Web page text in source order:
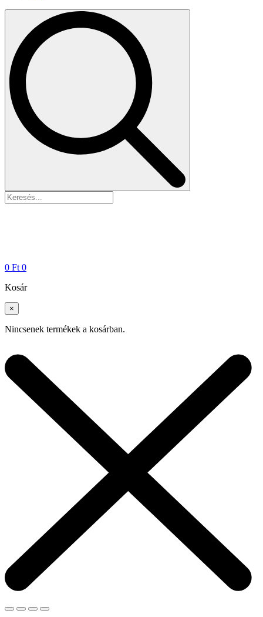
Search
0 Ft 0
Kosár
×
Nincsenek termékek a kosárban.